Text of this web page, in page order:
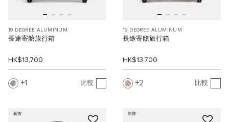
19 DEGREE ALUMINUM
長途寄艙旅行箱
HK$13,700
1 比較
19 DEGREE ALUMINUM
長途寄艙旅行箱
HK$13,700
2 比較
新貨 新貨